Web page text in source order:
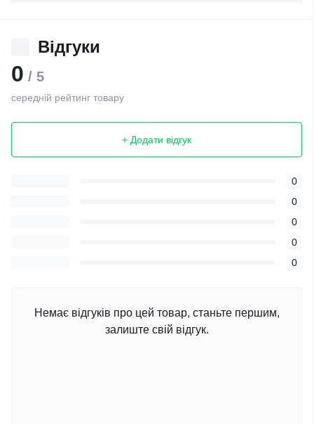
Відгуки
0 / 5
середній рейтинг товару
+ Додати відгук
0
0
0
0
0
Немає відгуків про цей товар, станьте першим,
залиште свій відгук.